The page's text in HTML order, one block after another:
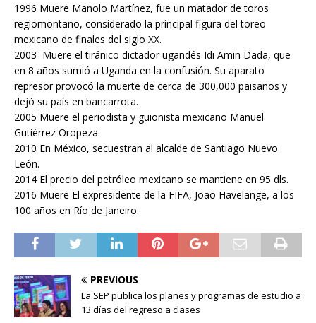
1996 Muere Manolo Martínez, fue un matador de toros
regiomontano, considerado la principal figura del toreo
mexicano de finales del siglo XX.
2003 Muere el tiránico dictador ugandés Idi Amin Dada, que
en 8 años sumió a Uganda en la confusión. Su aparato
represor provocó la muerte de cerca de 300,000 paisanos y
dejó su país en bancarrota.
2005 Muere el periodista y guionista mexicano Manuel
Gutiérrez Oropeza.
2010 En México, secuestran al alcalde de Santiago Nuevo
León.
2014 El precio del petróleo mexicano se mantiene en 95 dls.
2016 Muere El expresidente de la FIFA, Joao Havelange, a los
100 años en Río de Janeiro.
PREVIOUS
La SEP publica los planes y programas de estudio a
13 días del regreso a clases